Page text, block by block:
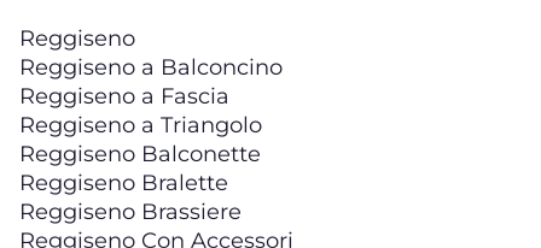
Reggiseno
Reggiseno a Balconcino
Reggiseno a Fascia
Reggiseno a Triangolo
Reggiseno Balconette
Reggiseno Bralette
Reggiseno Brassiere
Reggiseno Con Accessori